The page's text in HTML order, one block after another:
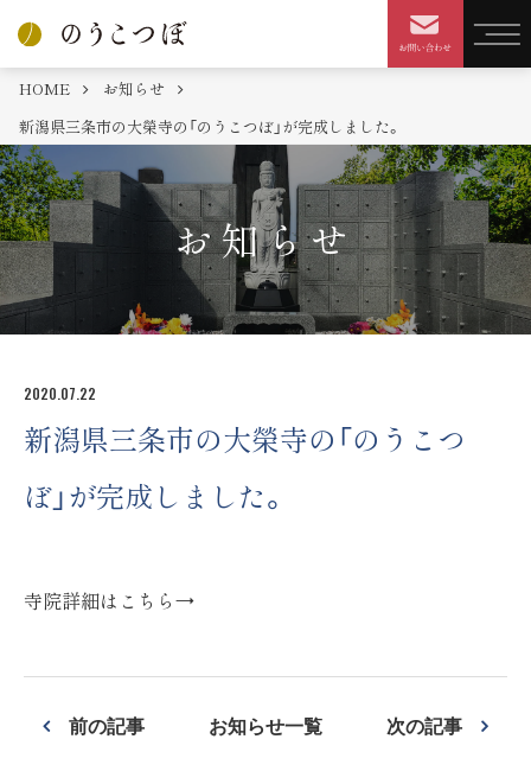
HOME
お知らせ
新潟県三条市の大榮寺の「のうこつぼ」が完成しました。
お知らせ
2020.07.22
新潟県三条市の大榮寺の「のうこつ
ぼ」が完成しました。
寺院詳細はこちら→
前の記事 お知らせ一覧 次の記事